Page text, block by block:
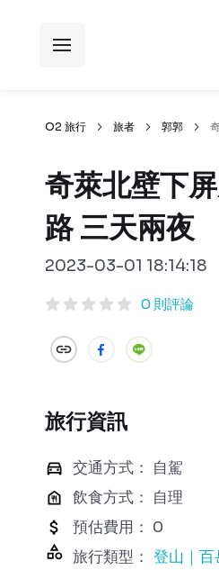
O2 旅行 旅者 郭郭
奇萊北壁下
路 三天兩夜
2023-03-01 18:14:18
0 則評論
旅行資訊
交通方式： 自駕
飲食方式： 自理
預估費用： 0
旅行類型： 登山｜百